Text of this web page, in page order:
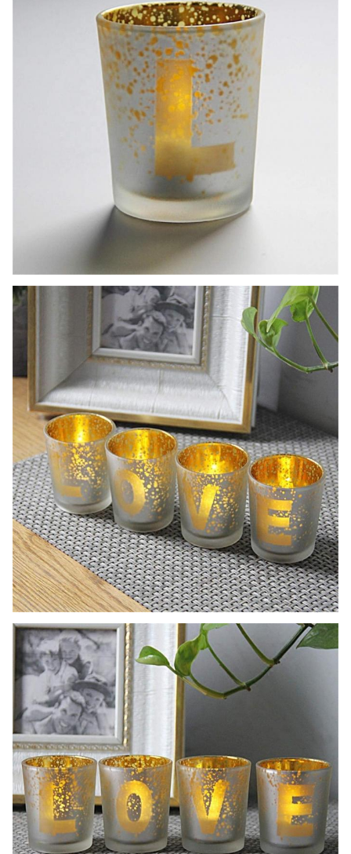
3000 पीसी (हम भी स्टॉक है, तो नमूना आदेश स्वीकार कर
सकते हैं)
30-45 दिन
भुगतान की अवधिः टी/टी 30% जमा,बल्कि बी/एल की प्रति दृश्य पर।